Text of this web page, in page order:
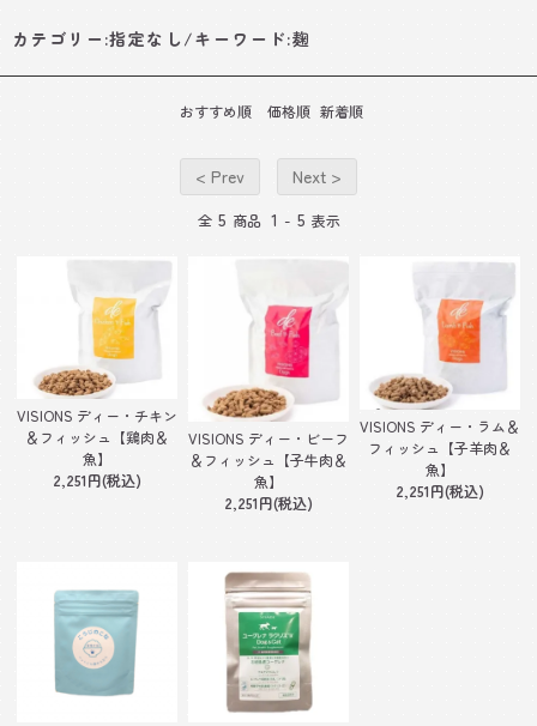
カテゴリー:指定なし/キーワード:麹
おすすめ順 価格順 新着順
< Prev Next >
全 5 商品 1 - 5 表示
VISIONS ディー・チキン
＆フィッシュ【鶏肉＆
魚】
2,251円(税込)
VISIONS ディー・ビーフ
＆フィッシュ【子牛肉＆
魚】
2,251円(税込)
VISIONS ディー・ラム＆
フィッシュ【子羊肉＆
魚】
2,251円(税込)